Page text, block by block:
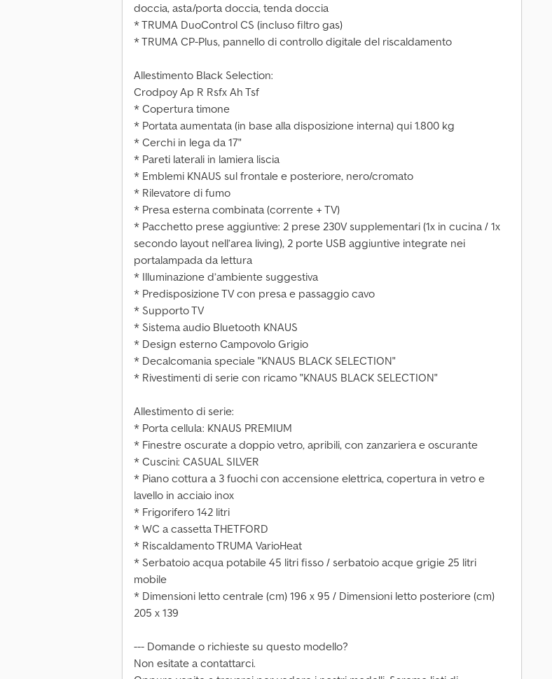
doccia, asta/porta doccia, tenda doccia
* TRUMA DuoControl CS (incluso filtro gas)
* TRUMA CP-Plus, pannello di controllo digitale del riscaldamento
Allestimento Black Selection:
Crodpoy Ap R Rsfx Ah Tsf
* Copertura timone
* Portata aumentata (in base alla disposizione interna) qui 1.800 kg
* Cerchi in lega da 17"
* Pareti laterali in lamiera liscia
* Emblemi KNAUS sul frontale e posteriore, nero/cromato
* Rilevatore di fumo
* Presa esterna combinata (corrente + TV)
* Pacchetto prese aggiuntive: 2 prese 230V supplementari (1x in cucina / 1x
secondo layout nell’area living), 2 porte USB aggiuntive integrate nei
portalampada da lettura
* Illuminazione d’ambiente suggestiva
* Predisposizione TV con presa e passaggio cavo
* Supporto TV
* Sistema audio Bluetooth KNAUS
* Design esterno Campovolo Grigio
* Decalcomania speciale "KNAUS BLACK SELECTION"
* Rivestimenti di serie con ricamo "KNAUS BLACK SELECTION"
Allestimento di serie:
* Porta cellula: KNAUS PREMIUM
* Finestre oscurate a doppio vetro, apribili, con zanzariera e oscurante
* Cuscini: CASUAL SILVER
* Piano cottura a 3 fuochi con accensione elettrica, copertura in vetro e
lavello in acciaio inox
* Frigorifero 142 litri
* WC a cassetta THETFORD
* Riscaldamento TRUMA VarioHeat
* Serbatoio acqua potabile 45 litri fisso / serbatoio acque grigie 25 litri
mobile
* Dimensioni letto centrale (cm) 196 x 95 / Dimensioni letto posteriore (cm)
205 x 139
--- Domande o richieste su questo modello?
Non esitate a contattarci.